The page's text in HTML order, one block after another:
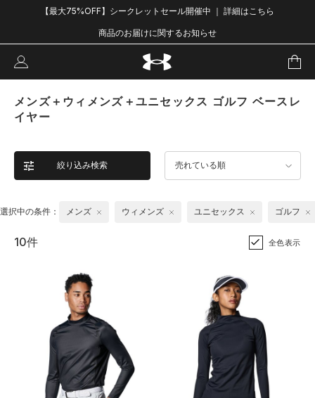
【最大75%OFF】シークレットセール開催中 ｜ 詳細はこちら
商品のお届けに関するお知らせ
メンズ＋ウィメンズ＋ユニセックス ゴルフ ベースレ
イヤー
絞り込み検索 売れている順
選択中の条件： メンズ ウィメンズ ユニセックス ゴルフ
10件 全色表示